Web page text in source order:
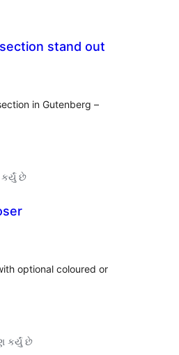
stand out
in Gutenberg –
કર્યું છે
optional coloured or
કર્યું છે